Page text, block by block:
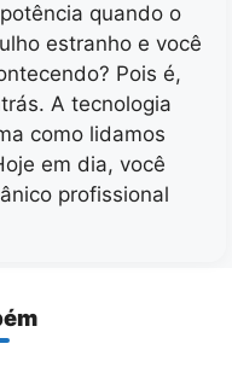
quando o
estranho e você
Pois é,
A tecnologia
como lidamos
em dia, você
profissional